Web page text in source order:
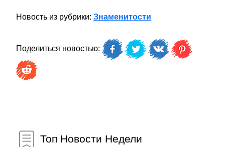
Новость из рубрики: Знаменитости
Поделиться новостью:
Топ Новости Недели